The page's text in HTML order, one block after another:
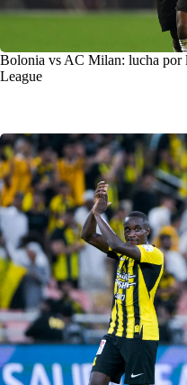
Bolonia vs AC Milan: lucha por
League